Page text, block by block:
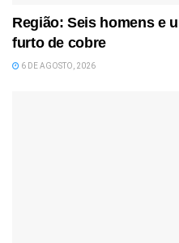
Região: Seis homens e
furto de cobre
6 DE AGOSTO, 2026